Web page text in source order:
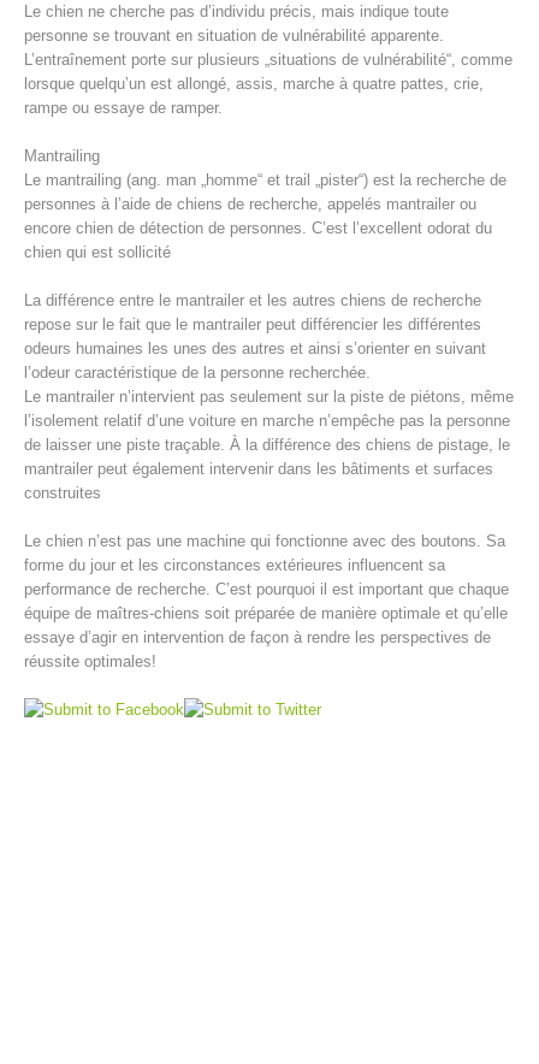
Procédure d'alarme
Le chien ne cherche pas d’individu précis, mais indique toute
personne se trouvant en situation de vulnérabilité apparente.
L’entraînement porte sur plusieurs „situations de vulnérabilité“, comme
lorsque quelqu’un est allongé, assis, marche à quatre pattes, crie,
rampe ou essaye de ramper.
Mantrailing
Le mantrailing (ang. man „homme“ et trail „pister“) est la recherche de
personnes à l’aide de chiens de recherche, appelés mantrailer ou
encore chien de détection de personnes. C’est l’excellent odorat du
chien qui est sollicité
La différence entre le mantrailer et les autres chiens de recherche
repose sur le fait que le mantrailer peut différencier les différentes
odeurs humaines les unes des autres et ainsi s’orienter en suivant
l’odeur caractéristique de la personne recherchée.
Le mantrailer n’intervient pas seulement sur la piste de piétons, même
l’isolement relatif d’une voiture en marche n’empêche pas la personne
de laisser une piste traçable. À la différence des chiens de pistage, le
mantrailer peut également intervenir dans les bâtiments et surfaces
construites
Le chien n’est pas une machine qui fonctionne avec des boutons. Sa
forme du jour et les circonstances extérieures influencent sa
performance de recherche. C’est pourquoi il est important que chaque
équipe de maîtres-chiens soit préparée de manière optimale et qu’elle
essaye d’agir en intervention de façon à rendre les perspectives de
réussite optimales!